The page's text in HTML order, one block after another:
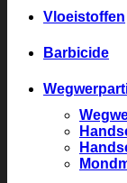
Vloeistoffen
Barbicide